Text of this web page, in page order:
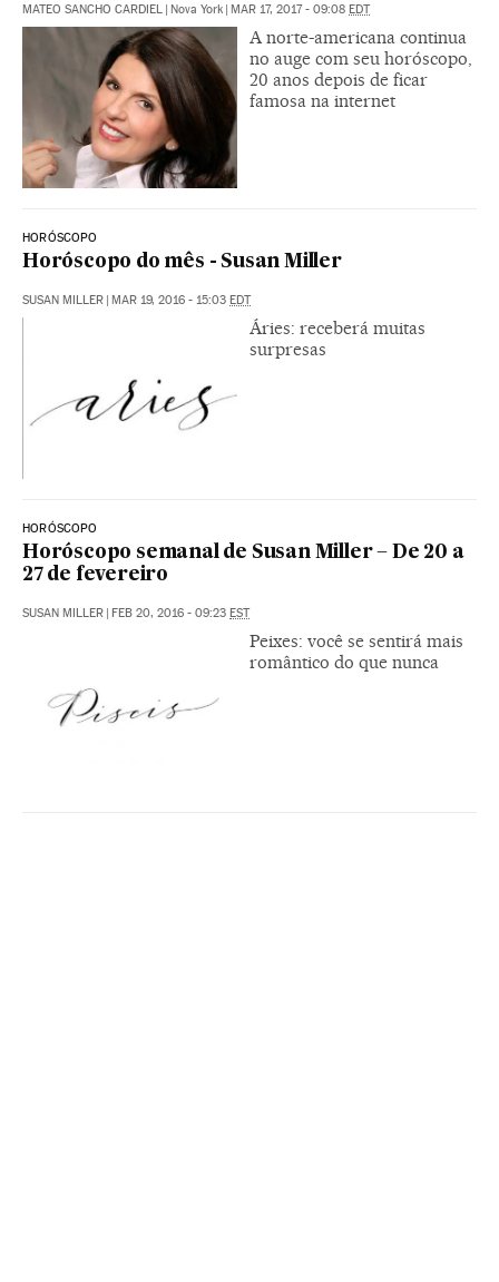
MATEO SANCHO CARDIEL | Nova York | MAR 17, 2017 - 09:08 EDT
A norte-americana continua
no auge com seu horóscopo,
20 anos depois de ficar
famosa na internet
HORÓSCOPO
Horóscopo do mês - Susan Miller
SUSAN MILLER | MAR 19, 2016 - 15:03 EDT
Áries: receberá muitas
surpresas
HORÓSCOPO
Horóscopo semanal de Susan Miller – De 20 a
27 de fevereiro
SUSAN MILLER | FEB 20, 2016 - 09:23 EST
Peixes: você se sentirá mais
romântico do que nunca